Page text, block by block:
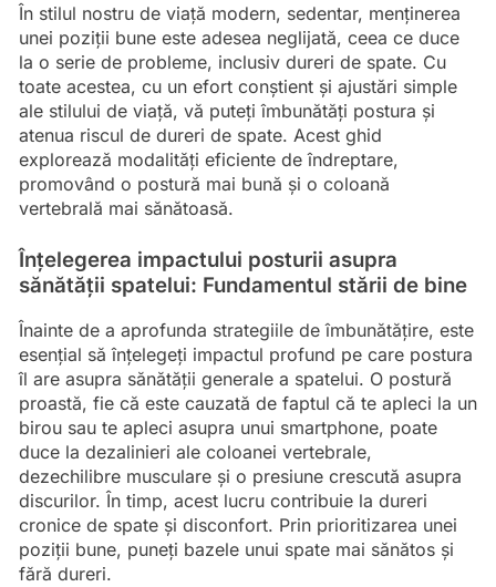
În stilul nostru de viață modern, sedentar, menținerea
unei poziții bune este adesea neglijată, ceea ce duce
la o serie de probleme, inclusiv dureri de spate. Cu
toate acestea, cu un efort conștient și ajustări simple
ale stilului de viață, vă puteți îmbunătăți postura și
atenua riscul de dureri de spate. Acest ghid
explorează modalități eficiente de îndreptare,
promovând o postură mai bună și o coloană
vertebrală mai sănătoasă.
Înțelegerea impactului posturii asupra
sănătății spatelui: Fundamentul stării de bine
Înainte de a aprofunda strategiile de îmbunătățire, este
esențial să înțelegeți impactul profund pe care postura
îl are asupra sănătății generale a spatelui. O postură
proastă, fie că este cauzată de faptul că te apleci la un
birou sau te apleci asupra unui smartphone, poate
duce la dezalinieri ale coloanei vertebrale,
dezechilibre musculare și o presiune crescută asupra
discurilor. În timp, acest lucru contribuie la dureri
cronice de spate și disconfort. Prin prioritizarea unei
poziții bune, puneți bazele unui spate mai sănătos și
fără dureri.